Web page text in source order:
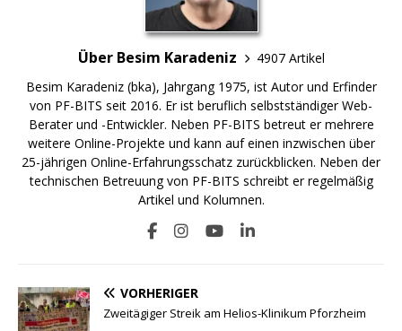
Über Besim Karadeniz
4907 Artikel
Besim Karadeniz (bka), Jahrgang 1975, ist Autor und Erfinder
von PF-BITS seit 2016. Er ist beruflich selbstständiger Web-
Berater und -Entwickler. Neben PF-BITS betreut er mehrere
weitere Online-Projekte und kann auf einen inzwischen über
25-jährigen Online-Erfahrungsschatz zurückblicken. Neben der
technischen Betreuung von PF-BITS schreibt er regelmäßig
Artikel und Kolumnen.
VORHERIGER
Zweitägiger Streik am Helios-Klinikum Pforzheim